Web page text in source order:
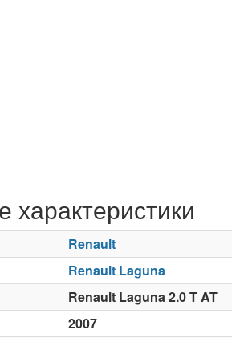
характеристики
Renault
Renault Laguna
Renault Laguna 2.0 T AT
2007